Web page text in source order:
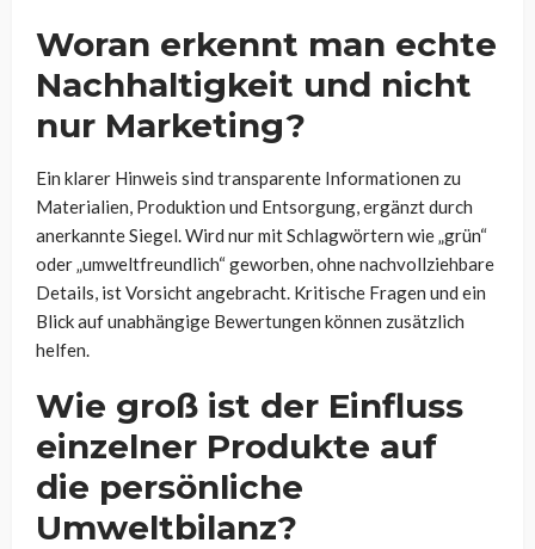
Woran erkennt man echte
Nachhaltigkeit und nicht
nur Marketing?
Ein klarer Hinweis sind transparente Informationen zu
Materialien, Produktion und Entsorgung, ergänzt durch
anerkannte Siegel. Wird nur mit Schlagwörtern wie „grün“
oder „umweltfreundlich“ geworben, ohne nachvollziehbare
Details, ist Vorsicht angebracht. Kritische Fragen und ein
Blick auf unabhängige Bewertungen können zusätzlich
helfen.
Wie groß ist der Einfluss
einzelner Produkte auf
die persönliche
Umweltbilanz?